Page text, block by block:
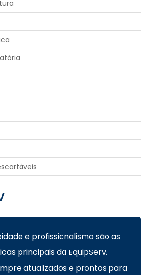
e profissionalismo são as
principais da EquipServ.
atualizados e prontos para